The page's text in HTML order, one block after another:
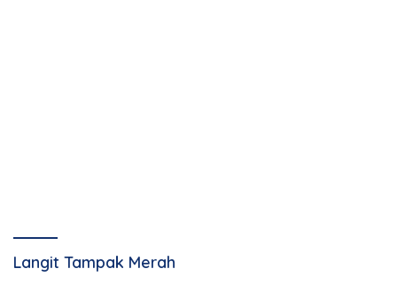
Langit Tampak Merah